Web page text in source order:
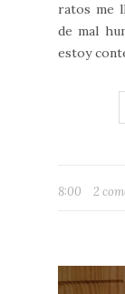
ratos me
de mal
estoy
8:00 2